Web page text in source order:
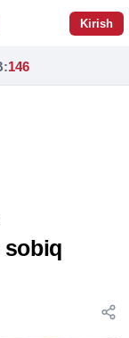
Kirish
:146
sobiq